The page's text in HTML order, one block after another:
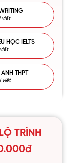
viết
HỌC IELTS
ANH THPT
viết
TRÌNH